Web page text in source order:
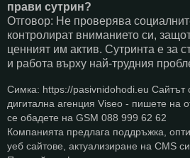
прави сутрин?
Отговор: Не проверява
контролират вниманието си,
ценният им актив. Сутринта е за
и работа върху най-трудния
Симка: https://pasivnidohodi.eu Сайтът
дигитална агенция Viseo - пишете на
се обадете на GSM 088 999 62 62
Компанията предлага поддръжка,
уеб сайтове, актуализиране на CMS